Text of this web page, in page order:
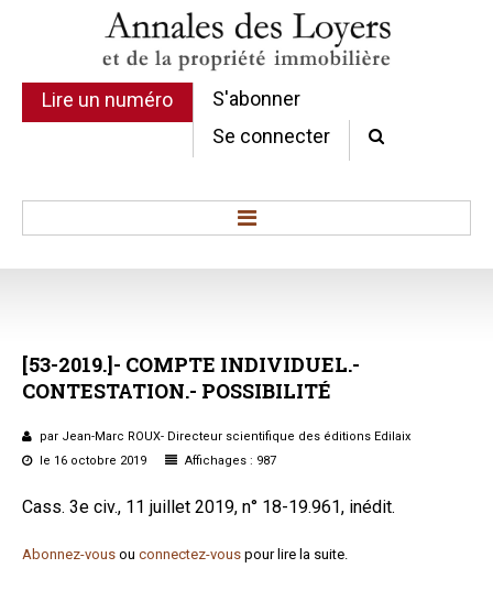
Lire un numéro
S'abonner
Se connecter
Sommaires
Chroniques
Etudes de texte
Réponses ministérielles
Formez-vous !
[53-2019.]- COMPTE INDIVIDUEL.-
CONTESTATION.- POSSIBILITÉ
par Jean-Marc ROUX- Directeur scientifique des éditions Edilaix
le 16 octobre 2019
Affichages : 987
Cass. 3e civ., 11 juillet 2019, n° 18-19.961, inédit.
Abonnez-vous ou connectez-vous pour lire la suite.